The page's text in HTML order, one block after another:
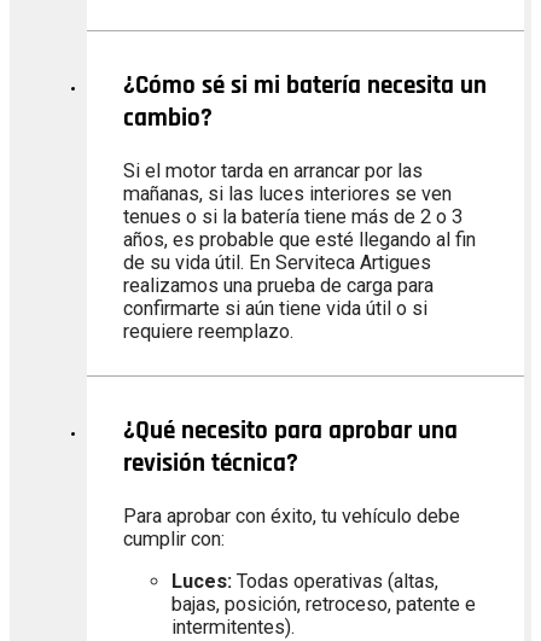
¿Cómo sé si mi batería necesita un
cambio?
Si el motor tarda en arrancar por las
mañanas, si las luces interiores se ven
tenues o si la batería tiene más de 2 o 3
años, es probable que esté llegando al fin
de su vida útil. En Serviteca Artigues
realizamos una prueba de carga para
confirmarte si aún tiene vida útil o si
requiere reemplazo.
¿Qué necesito para aprobar una
revisión técnica?
Para aprobar con éxito, tu vehículo debe
cumplir con:
Luces: Todas operativas (altas,
bajas, posición, retroceso, patente e
intermitentes).